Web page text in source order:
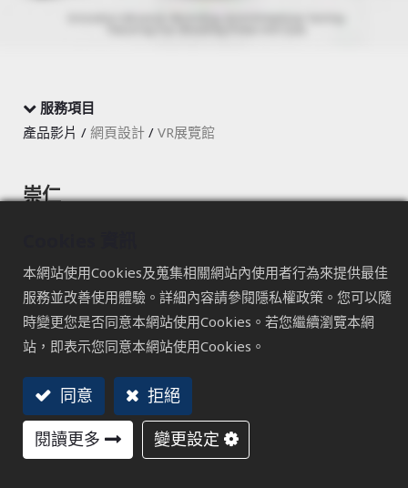
服務項目
產品影片 / 網頁設計 / VR展覽館
崇仁
崇仁科技專注於呼吸治療領域，致力於發展呼吸界面技術產
品。Smart Tri-Ball產品推出，透過推廣影片，拓展新的市
場，讓更多的人了解到崇仁的創新產品，並期待為更多人的
呼吸治療帶來便利和改善。
本網站使用Cookies及蒐集相關網站內使用者行為來提供最佳
服務並改善使用體驗。詳細內容請參閱隱私權政策。您可以隨
時變更您是否同意本網站使用Cookies。若您繼續瀏覽本網
站，即表示您同意本網站使用Cookies。
同意
拒絕
閱讀更多
變更設定